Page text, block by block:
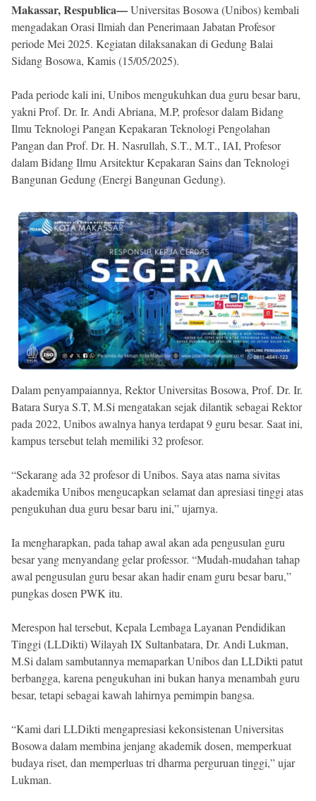
Makassar, Respublica—Universitas Bosowa (Unibos) kembali
mengadakan Orasi Ilmiah dan Penerimaan Jabatan Profesor
periode Mei 2025. Kegiatan dilaksanakan di Gedung Balai
Sidang Bosowa, Kamis (15/05/2025).
Pada periode kali ini, Unibos mengukuhkan dua guru besar baru,
yakni Prof. Dr. Ir. Andi Abriana, M.P, profesor dalam Bidang
Ilmu Teknologi Pangan Kepakaran Teknologi Pengolahan
Pangan dan Prof. Dr. H. Nasrullah, S.T., Μ.Τ., ΙΑΙ, Profesor
dalam Bidang Ilmu Arsitektur Kepakaran Sains dan Teknologi
Bangunan Gedung (Energi Bangunan Gedung).
Dalam penyampaiannya, Rektor Universitas Bosowa, Prof. Dr. Ir.
Batara Surya S.T, M.Si mengatakan sejak dilantik sebagai Rektor
pada 2022, Unibos awalnya hanya terdapat 9 guru besar. Saat ini,
kampus tersebut telah memiliki 32 profesor.
“Sekarang ada 32 profesor di Unibos. Saya atas nama sivitas
akademika Unibos mengucapkan selamat dan apresiasi tinggi atas
pengukuhan dua guru besar baru ini,” ujarnya.
Ia mengharapkan, pada tahap awal akan ada pengusulan guru
besar yang menyandang gelar professor. “Mudah-mudahan tahap
awal pengusulan guru besar akan hadir enam guru besar baru,”
pungkas dosen PWK itu.
Merespon hal tersebut, Kepala Lembaga Layanan Pendidikan
Tinggi (LLDikti) Wilayah IX Sultanbatara, Dr. Andi Lukman,
M.Si dalam sambutannya memaparkan Unibos dan LLDikti patut
berbangga, karena pengukuhan ini bukan hanya menambah guru
besar, tetapi sebagai kawah lahirnya pemimpin bangsa.
“Kami dari LLDikti mengapresiasi kekonsistenan Universitas
Bosowa dalam membina jenjang akademik dosen, memperkuat
budaya riset, dan memperluas tri dharma perguruan tinggi,” ujar
Lukman.